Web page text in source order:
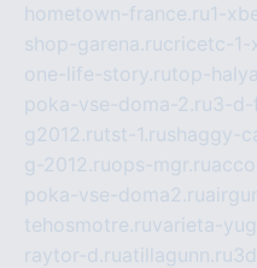
hometown-france.ru1-
shop-garena.rucricetc-1-
one-life-story.rutop-
poka-vse-doma-2.ru3-d-
g2012.rutst-1.rushaggy-
g-2012.ruops-mgr.ru
poka-vse-doma2.ru
tehosmotre.ruvarieta-
raytor-d.ruatillagunn.ru